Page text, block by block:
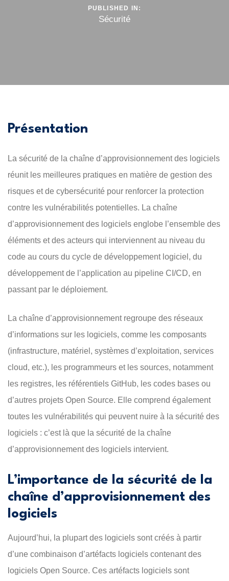
PUBLISHED IN:
Sécurité
Présentation
La sécurité de la chaîne d’approvisionnement des logiciels
réunit les meilleures pratiques en matière de gestion des
risques et de cybersécurité pour renforcer la protection
contre les vulnérabilités potentielles. La chaîne
d’approvisionnement des logiciels englobe l’ensemble des
éléments et des acteurs qui interviennent au niveau du
code au cours du cycle de développement logiciel, du
développement de l’application au pipeline CI/CD, en
passant par le déploiement.
La chaîne d’approvisionnement regroupe des réseaux
d’informations sur les logiciels, comme les composants
(infrastructure, matériel, systèmes d’exploitation, services
cloud, etc.), les programmeurs et les sources, notamment
les registres, les référentiels GitHub, les codes bases ou
d’autres projets Open Source. Elle comprend également
toutes les vulnérabilités qui peuvent nuire à la sécurité des
logiciels : c’est là que la sécurité de la chaîne
d’approvisionnement des logiciels intervient.
L’importance de la sécurité de la
chaîne d’approvisionnement des
logiciels
Aujourd’hui, la plupart des logiciels sont créés à partir
d’une combinaison d’artéfacts logiciels contenant des
logiciels Open Source. Ces artéfacts logiciels sont